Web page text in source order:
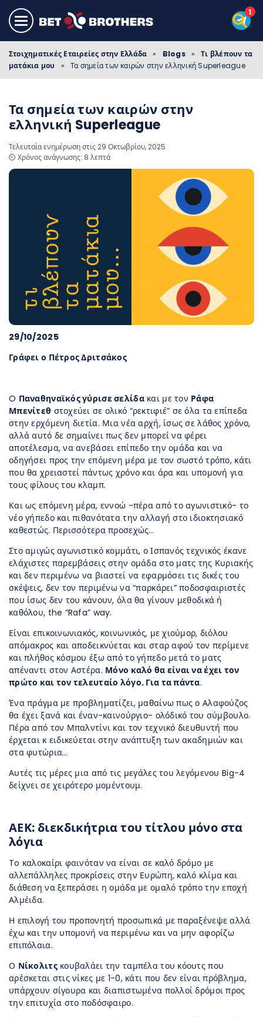
Στοιχηματικές Εταιρείες στην Ελλάδα » Blogs »
Τι βλέπουν τα
ματάκια μου
» Τα σημεία των καιρών στην ελληνική Superleague
Τα σημεία των καιρών στην
ελληνική Superleague
Τελευταία ενημέρωση στις 29 Οκτωβρίου, 2025
⏲️ Χρόνος ανάγνωσης: 8 λεπτά
29/10/2025
Γράφει ο Πέτρος Δριτσάκος
O Παναθηναϊκός γύρισε σελίδακαι με τον Ράφα
Μπενίτεθ στοχεύει σε ολικό “ρεκτιφιέ” σε όλα τα επίπεδα
στην ερχόμενη διετία. Μια νέα αρχή, ίσως σε λάθος χρόνο,
αλλά αυτό δε σημαίνει πως δεν μπορεί να φέρει
αποτέλεσμα, να ανεβάσει επίπεδο την ομάδα και να
οδηγήσει προς την επόμενη μέρα με τον σωστό τρόπο, κάτι
που θα χρειαστεί πάντως χρόνο και άρα και υπομονή για
τους φίλους του κλαμπ.
Και ως επόμενη μέρα, εννοώ -πέρα από το αγωνιστικό- το
νέο γήπεδο και πιθανότατα την αλλαγή στο ιδιοκτησιακό
καθεστώς. Περισσότερα προσεχώς…
Στο αμιγώς αγωνιστικό κομμάτι, ο Ισπανός τεχνικός έκανε
ελάχιστες παρεμβάσεις στην ομάδα στο ματς της Κυριακής
και δεν περιμένω να βιαστεί να εφαρμόσει τις δικές του
σκέψεις, δεν τον περιμένω να “παρκάρει” ποδοσφαιριστές
που ίσως δεν του κάνουν, όλα θα γίνουν μεθοδικά ή
καθόλου, the “Rafa” way.
Είναι επικοινωνιακός, κοινωνικός, με χιούμορ, διόλου
απόμακρος και αποδεικνύεται και σταρ αφού τον περίμενε
και πλήθος κόσμου έξω από το γήπεδο μετά το ματς
απέναντι στον Αστέρα. Μόνο καλό θα είναι να έχει τον
πρώτο και τον τελευταίο λόγο. Για τα πάντα.
Ένα πράγμα με προβληματίζει, μαθαίνω πως ο Αλαφούζος
θα έχει ξανά και έναν-καινούργιο- ολόδικό του σύμβουλο.
Πέρα από τον Μπαλντίνι και τον τεχνικό διευθυντή που
έρχεται κ ειδικεύεται στην ανάπτυξη των ακαδημιών και
στα φυτώρια…
Αυτές τις μέρες μια από τις μεγάλες του λεγόμενου Big-4
δείχνει σε χειρότερο μομέντουμ.
ΑΕΚ: διεκδικήτρια του τίτλου μόνο στα
λόγια
To καλοκαίρι φαινόταν να είναι σε καλό δρόμο με
αλλεπάλληλες προκρίσεις στην Ευρώπη, καλό κλίμα και
διάθεση να ξεπεράσει η ομάδα με ομαλό τρόπο την εποχή
Αλμέιδα.
Η επιλογή του προπονητή προσωπικά με παραξένεψε αλλά
έχω και την υπομονή να περιμένω και να μην αφορίζω
επιπόλαια.
Ο Νίκολιτςκουβαλάει την ταμπέλα του κόουτς που
αρέσκεται στις νίκες με 1-0, κάτι που δεν είναι πρόβλημα,
υπάρχουν σίγουρα και διαπιστωμένα πολλοί δρόμοι προς
την επιτυχία στο ποδόσφαιρο.